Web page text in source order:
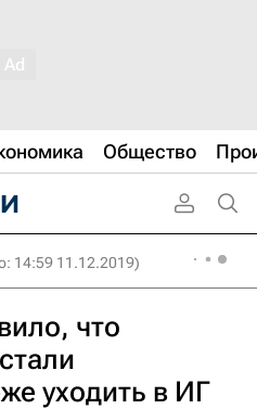
Общество
14:59 11.12.2019)
что
уходить в ИГ